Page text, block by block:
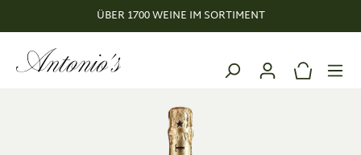
ÜBER 1700 WEINE IM SORTIMENT